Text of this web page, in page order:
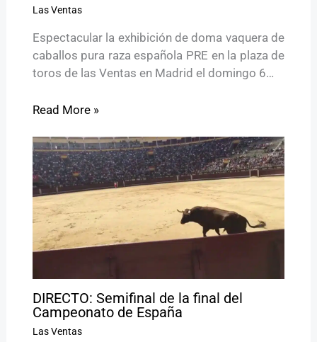
Las Ventas
Espectacular la exhibición de doma vaquera de
caballos pura raza española PRE en la plaza de
toros de las Ventas en Madrid el domingo 6…
Read More »
DIRECTO: Semifinal de la final del
Campeonato de España
Las Ventas